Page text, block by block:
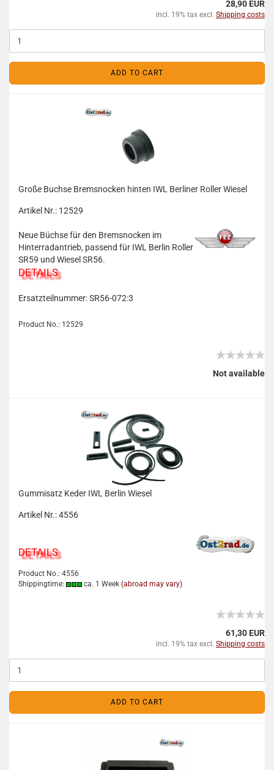
28,90 EUR
incl. 19% tax excl. Shipping costs
ADD TO CART
Große Buchse Bremsnocken hinten IWL Berliner Roller Wiesel
Artikel Nr.: 12529
Neue Büchse für den Bremsnocken im
Hinterradantrieb, passend für IWL Berlin Roller
SR59 und Wiesel SR56.
DETAILS
Ersatzteilnummer: SR56-072:3
Product No.: 12529
Not available
Gummisatz Keder IWL Berlin Wiesel
Artikel Nr.: 4556
DETAILS
Product No.: 4556
Shippingtime:
ca. 1 Week (abroad may vary)
61,30 EUR
incl. 19% tax excl. Shipping costs
ADD TO CART